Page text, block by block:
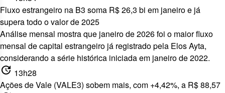
Fluxo estrangeiro na B3 soma R$ 26,3 bi em janeiro e já
supera todo o valor de 2025
Análise mensal mostra que janeirode 2026 foi o maior fluxo
mensal de capital estrangeiro já registrado pela Elos Ayta,
considerando a série histórica iniciada em janeiro de 2022.
update 13h28
Ações de Vale (VALE3) sobem mais, com +4,42%, a R$ 88,57